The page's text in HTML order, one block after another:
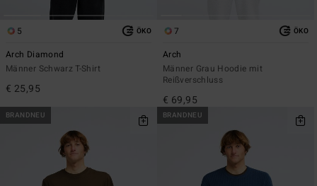
5 ÖKO
Arch Diamond
Männer Schwarz T-Shirt
€ 25,95
7 ÖKO
Arch
Männer Grau Hoodie mit
Reißverschluss
€ 69,95
BRANDNEU BRANDNEU